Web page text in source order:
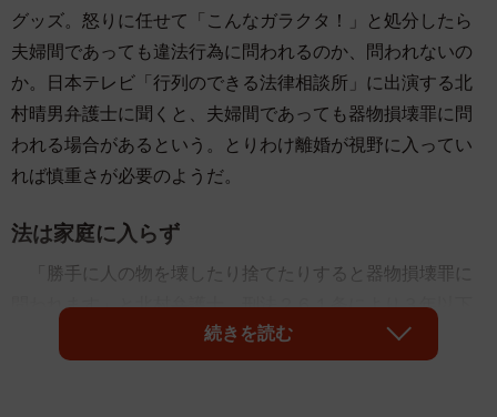
グッズ。怒りに任せて「こんなガラクタ！」と処分したら
夫婦間であっても違法行為に問われるのか、問われないの
か。日本テレビ「行列のできる法律相談所」に出演する北
村晴男弁護士に聞くと、夫婦間であっても器物損壊罪に問
われる場合があるという。とりわけ離婚が視野に入ってい
れば慎重さが必要のようだ。
法は家庭に入らず
「勝手に人の物を壊したり捨てたりすると器物損壊罪に
問われます」と北村弁護士。刑法２６１条により３年以下
の懲役または３０万円以下の罰金と定められている。ただ
し、同罪は親告罪であるため処罰のためには被害者による
続きを読む